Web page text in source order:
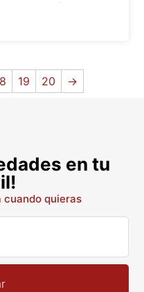
19 20 →
en tu
cuando quieras